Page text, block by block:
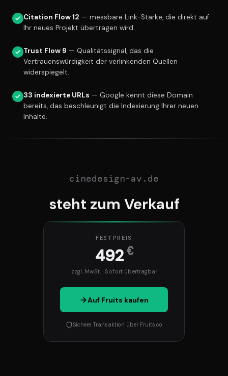
Citation Flow 12 — messbare Link-Stärke, die direkt auf
Ihr neues Projekt übertragen wird.
Trust Flow 9 — Qualitätssignal, das die
Vertrauenswürdigkeit der verlinkenden Quellen
widerspiegelt.
33 indexierte URLs — Google kennt diese Domain
bereits, das beschleunigt die Indexierung Ihrer neuen
Inhalte.
cinedesign-av.de
steht zum Verkauf
FESTPREIS
492€
zzgl. MwSt. · Sofort übertragbar
Auf Fruits kaufen
Sichere Transaktion über Fruits.co